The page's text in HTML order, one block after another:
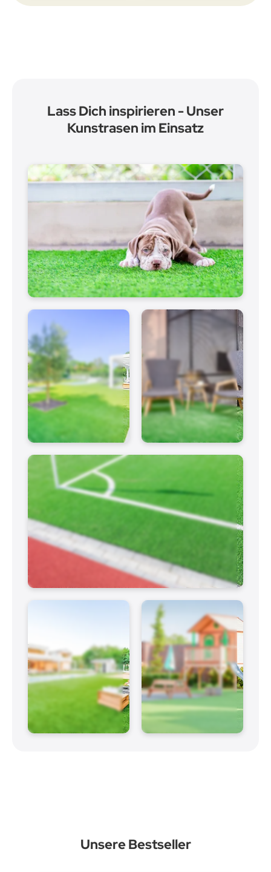
Lass Dich inspirieren - Unser
Kunstrasen im Einsatz
Unsere Bestseller